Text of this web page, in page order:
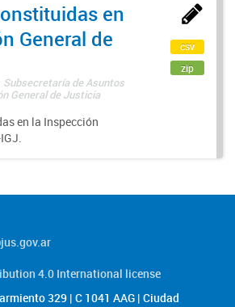
en
General de
de Asuntos
General de Justicia
en la Inspección
csv
zip
4.0 International license
329 | C 1041 AAG | Ciudad